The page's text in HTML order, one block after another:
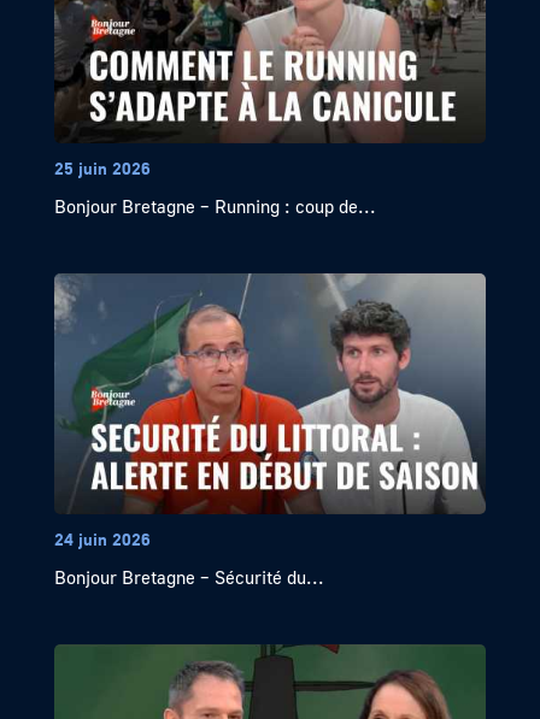
25 juin 2026
Bonjour Bretagne – Running : coup de...
24 juin 2026
Bonjour Bretagne – Sécurité du...